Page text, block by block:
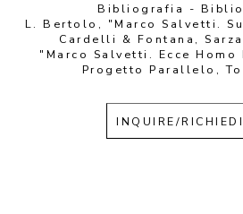
Bibliografia -
L. Bertolo, "Marco Salvetti.
Cardelli & Fontana,
"Marco Salvetti. Ecce Homo
Progetto Parallelo,
INQUIRE/